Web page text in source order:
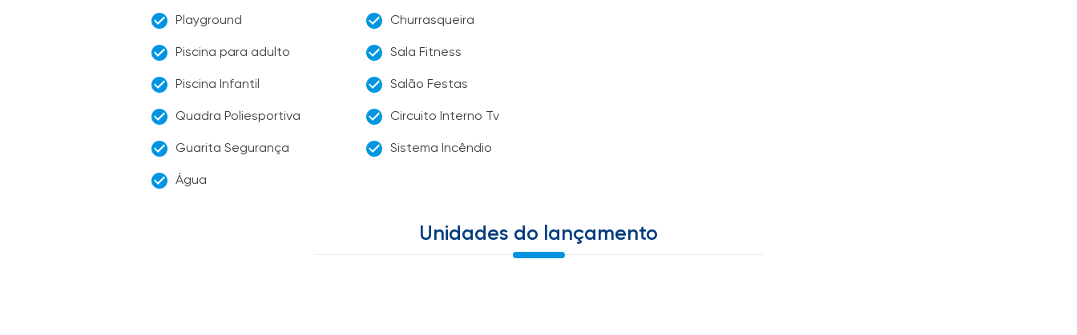
Playground Churrasqueira
Piscina para adulto Sala Fitness
Piscina Infantil Salão Festas
Quadra Poliesportiva Circuito Interno Tv
Guarita Segurança Sistema Incêndio
Água
Unidades do lançamento